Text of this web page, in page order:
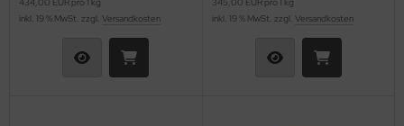
inkl. 19 % MwSt. zzgl. Versandkosten
inkl. 19 % MwSt. zzgl. Versandkosten